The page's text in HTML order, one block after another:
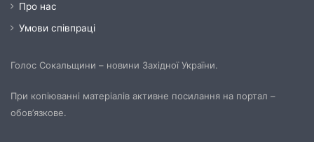
Про нас
Умови співпраці
Голос Сокальщини – новини Західної України.
При копіюванні матеріалів активне посилання на портал –
обов’язкове.